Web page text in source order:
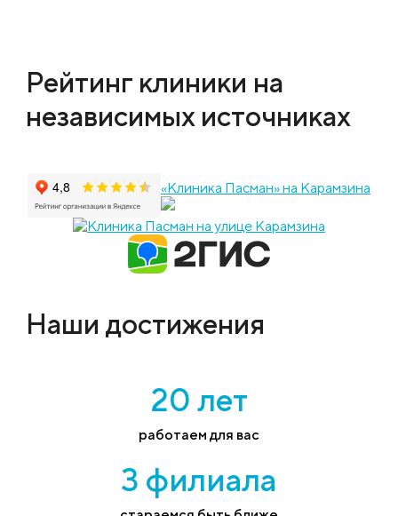
Рейтинг клиники на
независимых источниках
«Клиника Пасман» на Карамзина
Наши достижения
20 лет
работаем для вас
3 филиала